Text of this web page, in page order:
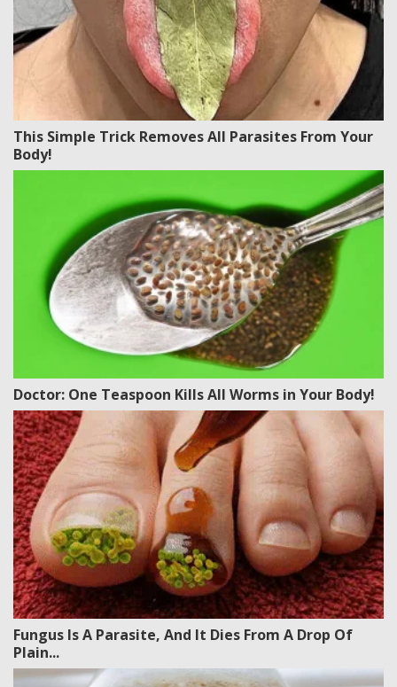
This Simple Trick Removes All Parasites From Your
Body!
Doctor: One Teaspoon Kills All Worms in Your Body!
Fungus Is A Parasite, And It Dies From A Drop Of
Plain...